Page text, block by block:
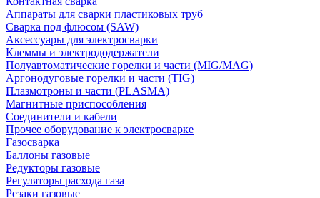
Аппараты для сварки пластиковых труб
Сварка под флюсом (SAW)
Аксессуары для электросварки
Клеммы и электрододержатели
Полуавтоматические горелки и части (MIG/MAG)
Аргонодуговые горелки и части (TIG)
Плазмотроны и части (PLASMA)
Магнитные приспособления
Соединители и кабели
Прочее оборудование к электросварке
Газосварка
Баллоны газовые
Редукторы газовые
Регуляторы расхода газа
Резаки газовые